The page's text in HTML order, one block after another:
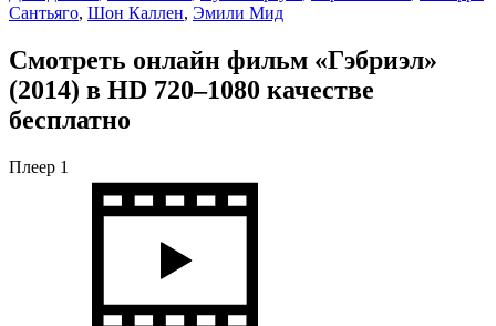
Сантьяго, Шон Каллен, Эмили Мид
Смотреть онлайн фильм «Гэбриэл»
(2014) в HD 720–1080 качестве
бесплатно
Плеер 1